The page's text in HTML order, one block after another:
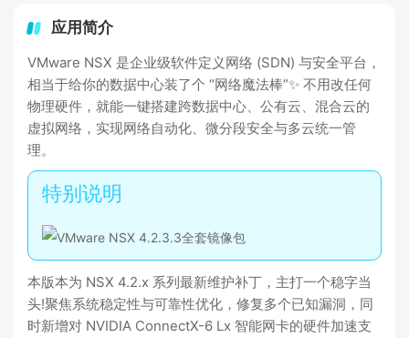
应用简介
VMware NSX 是企业级软件定义网络 (SDN) 与安全平台，
相当于给你的数据中心装了个 “网络魔法棒”✨ 不用改任何
物理硬件，就能一键搭建跨数据中心、公有云、混合云的
虚拟网络，实现网络自动化、微分段安全与多云统一管
理。
本版本为 NSX 4.2.x 系列最新维护补丁，主打一个稳字当
头!聚焦系统稳定性与可靠性优化，修复多个已知漏洞，同
时新增对 NVIDIA ConnectX-6 Lx 智能网卡的硬件加速支